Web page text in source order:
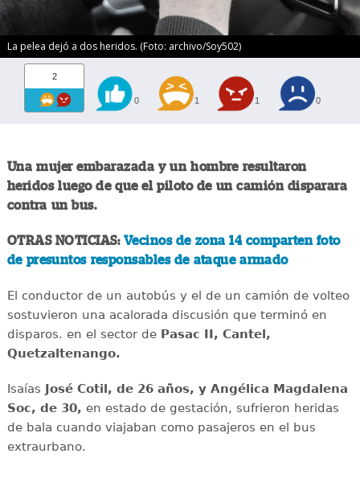
La pelea dejó a dos heridos. (Foto: archivo/Soy502)
2
0 1 1 0
Una mujer embarazada y un hombre resultaron
heridos luego de que el piloto de un camión disparara
contra un bus.
OTRAS NOTICIAS: Vecinos de zona 14 comparten foto
de presuntos responsables de ataque armado
El conductor de un autobús y el de un camión de volteo
sostuvieron una acalorada discusión que terminó en
disparos. en el sector de Pasac II, Cantel,
Quetzaltenango.
Isaías
José Cotil, de 26 años, y Angélica Magdalena
Soc, de 30, en estado de gestación, sufrieron heridas
de bala cuando viajaban como pasajeros en el bus
extraurbano.